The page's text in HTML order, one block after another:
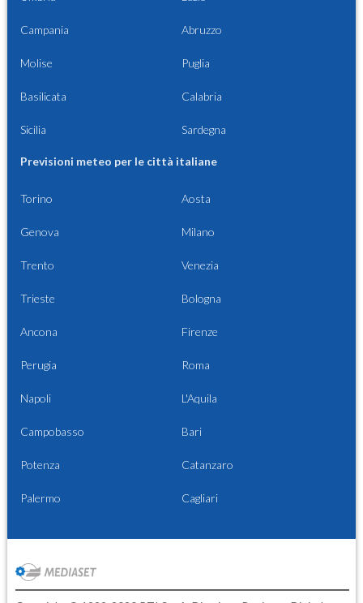
Campania Abruzzo
Molise Puglia
Basilicata Calabria
Sicilia Sardegna
Previsioni meteo per le città italiane
Torino Aosta
Genova Milano
Trento Venezia
Trieste Bologna
Ancona Firenze
Perugia Roma
Napoli L'Aquila
Campobasso Bari
Potenza Catanzaro
Palermo Cagliari